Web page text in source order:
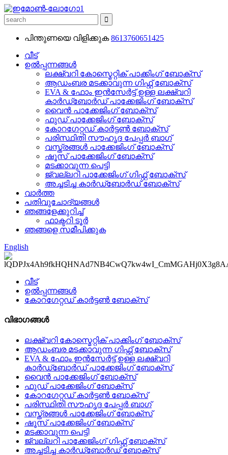
പിന്തുണയെ വിളിക്കുക 8613760651425
വീട്
ഉൽപ്പന്നങ്ങൾ
ലക്ഷ്വറി കോസ്മെറ്റിക് പാക്കിംഗ് ബോക്സ്
ആഡംബര മടക്കാവുന്ന ഗിഫ്റ്റ് ബോക്സ്
EVA & ഫോം ഇൻസേർട്ട് ഉള്ള ലക്ഷ്വറി
കാർഡ്ബോർഡ് പാക്കേജിംഗ് ബോക്സ്
വൈൻ പാക്കേജിംഗ് ബോക്സ്
ഫുഡ് പാക്കേജിംഗ് ബോക്സ്
കോറഗേറ്റഡ് കാർട്ടൺ ബോക്സ്
പരിസ്ഥിതി സൗഹൃദ പേപ്പർ ബാഗ്
വസ്ത്രങ്ങൾ പാക്കേജിംഗ് ബോക്സ്
ഷൂസ് പാക്കേജിംഗ് ബോക്സ്
മടക്കാവുന്ന പെട്ടി
ജ്വല്ലറി പാക്കേജിംഗ് ഗിഫ്റ്റ് ബോക്സ്
അച്ചടിച്ച കാർഡ്ബോർഡ് ബോക്സ്
വാർത്ത
പതിവുചോദ്യങ്ങൾ
ഞങ്ങളേക്കുറിച്ച്
ഫാക്ടറി ടൂർ
ഞങ്ങളെ സമീപിക്കുക
English
വീട്
ഉൽപ്പന്നങ്ങൾ
കോറഗേറ്റഡ് കാർട്ടൺ ബോക്സ്
വിഭാഗങ്ങൾ
ലക്ഷ്വറി കോസ്മെറ്റിക് പാക്കിംഗ് ബോക്സ്
ആഡംബര മടക്കാവുന്ന ഗിഫ്റ്റ് ബോക്സ്
EVA & ഫോം ഇൻസേർട്ട് ഉള്ള ലക്ഷ്വറി
കാർഡ്ബോർഡ് പാക്കേജിംഗ് ബോക്സ്
വൈൻ പാക്കേജിംഗ് ബോക്സ്
ഫുഡ് പാക്കേജിംഗ് ബോക്സ്
കോറഗേറ്റഡ് കാർട്ടൺ ബോക്സ്
പരിസ്ഥിതി സൗഹൃദ പേപ്പർ ബാഗ്
വസ്ത്രങ്ങൾ പാക്കേജിംഗ് ബോക്സ്
ഷൂസ് പാക്കേജിംഗ് ബോക്സ്
മടക്കാവുന്ന പെട്ടി
ജ്വല്ലറി പാക്കേജിംഗ് ഗിഫ്റ്റ് ബോക്സ്
അച്ചടിച്ച കാർഡ്ബോർഡ് ബോക്സ്